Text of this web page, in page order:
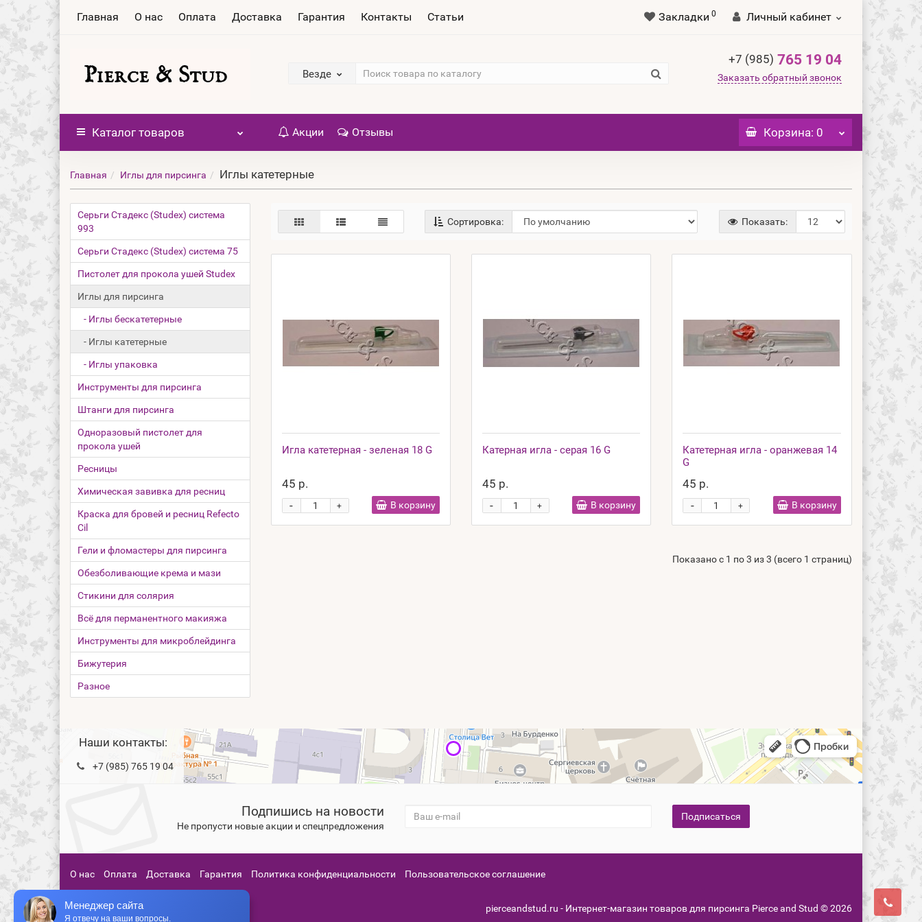
Главная О нас Оплата Доставка Гарантия Контакты Статьи Закладки 0 Личный кабинет
Везде
+7 (985) 765 19 04
Заказать обратный звонок
Каталог товаров Акции Отзывы Корзина: 0
Главная Иглы для пирсинга Иглы катетерные
Серьги Стадекс (Studex) система
993
Серьги Стадекс (Studex) система 75
Пистолет для прокола ушей Studex
Иглы для пирсинга
- Иглы бескатетерные
- Иглы катетерные
- Иглы упаковка
Инструменты для пирсинга
Штанги для пирсинга
Одноразовый пистолет для
прокола ушей
Ресницы
Химическая завивка для ресниц
Краска для бровей и ресниц Refecto
Cil
Гели и фломастеры для пирсинга
Обезболивающие крема и мази
Стикини для солярия
Всё для перманентного макияжа
Инструменты для микроблейдинга
Бижутерия
Разное
Сортировка: Показать:
Игла катетерная - зеленая 18 G
45 р.
+
- В корзину
Катерная игла - серая 16 G
45 р.
+
- В корзину
Катетерная игла - оранжевая 14
G
45 р.
+
- В корзину
Показано с 1 по 3 из 3 (всего 1 страниц)
Наши контакты:
+7 (985) 765 19 04
Подпишись на новости
Не пропусти новые акции и спецпредложения
Подписаться
О нас Оплата Доставка Гарантия Политика конфиденциальности Пользовательское соглашение
pierceandstud.ru - Интернет-магазин товаров для пирсинга Pierce and Stud © 2026
Менеджер сайта
Я отвечу на ваши вопросы.